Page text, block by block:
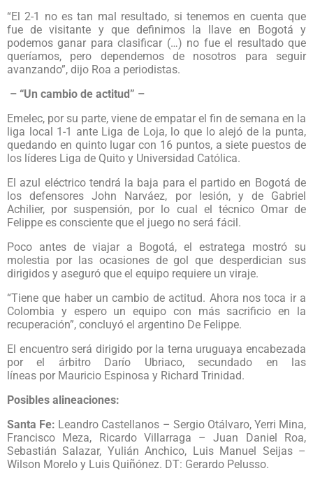
“El 2-1 no es tan mal resultado, si tenemos en cuenta que
fue de visitante y que definimos la llave en Bogotá y
podemos ganar para clasificar (…) no fue el resultado que
queríamos, pero dependemos de nosotros para seguir
avanzando”, dijo Roa a periodistas.
– “Un cambio de actitud” –
Emelec, por su parte, viene de empatar el fin de semana en la
liga local 1-1 ante Liga de Loja, lo que lo alejó de la punta,
quedando en quinto lugar con 16 puntos, a siete puestos de
los líderes Liga de Quito y Universidad Católica.
El azul eléctrico tendrá la baja para el partido en Bogotá de
los defensores John Narváez, por lesión, y de Gabriel
Achilier, por suspensión, por lo cual el técnico Omar de
Felippe es consciente que el juego no será fácil.
Poco antes de viajar a Bogotá, el estratega mostró su
molestia por las ocasiones de gol que desperdician sus
dirigidos y aseguró que el equipo requiere un viraje.
“Tiene que haber un cambio de actitud. Ahora nos toca ir a
Colombia y espero un equipo con más sacrificio en la
recuperación”, concluyó el argentino De Felippe.
El encuentro será dirigido por la terna uruguaya encabezada
por el árbitro Darío Ubriaco, secundado en las
líneas por Mauricio Espinosa y Richard Trinidad.
Posibles alineaciones:
Santa Fe: Leandro Castellanos – Sergio Otálvaro, Yerri Mina,
Francisco Meza, Ricardo Villarraga – Juan Daniel Roa,
Sebastián Salazar, Yulián Anchico, Luis Manuel Seijas –
Wilson Morelo y Luis Quiñónez. DT: Gerardo Pelusso.